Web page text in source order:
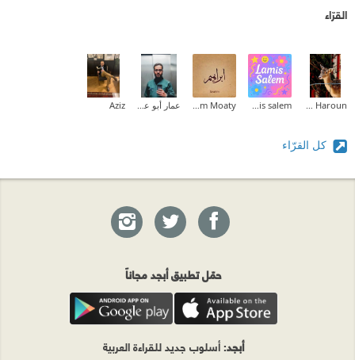
القرّاء
Aziz
كل القرّاء
حمّل تطبيق أبجد مجاناً
أبجد: أسلوب جديد للقراءة العربية